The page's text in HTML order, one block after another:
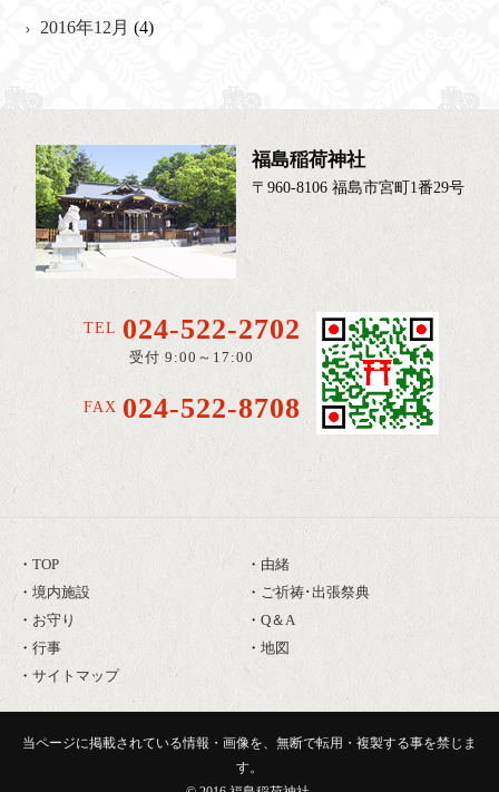
2016年12月 (4)
福島稲荷神社
〒960-8106 福島市宮町1番29号
TEL 024-522-2702
受付 9:00～17:00
FAX 024-522-8708
TOP
由緒
境内施設
ご祈祷･出張祭典
お守り
Q＆A
行事
地図
サイトマップ
当ページに掲載されている情報・画像を、無断で転用・複製する事を禁じま
す。